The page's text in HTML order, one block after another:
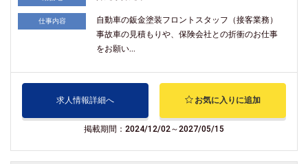
仕事内容
自動車の鈑金塗装フロントスタッフ（接客業務）
事故車の見積もりや、保険会社との折衝のお仕事
をお願い...
求人情報詳細へ お気に入りに追加
掲載期間：2024/12/02～2027/05/15